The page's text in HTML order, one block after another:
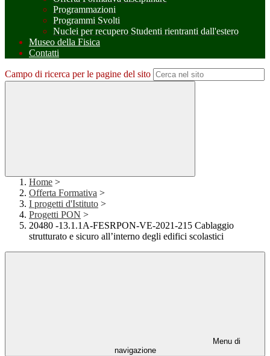
Programmazioni
Programmi Svolti
Nuclei per recupero Studenti rientranti dall'estero
Museo della Fisica
Contatti
Campo di ricerca per le pagine del sito
Home >
Offerta Formativa >
I progetti d'Istituto >
Progetti PON >
20480 -13.1.1A-FESRPON-VE-2021-215 Cablaggio
strutturato e sicuro all’interno degli edifici scolastici
Menu di
navigazione